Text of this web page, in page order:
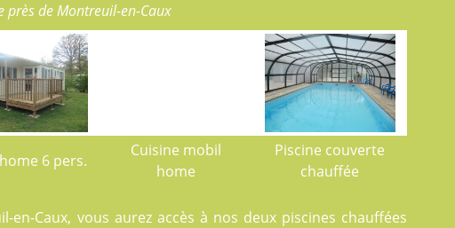
de Montreuil-en-Caux
6 pers.
Cuisine mobil
home
Piscine couverte
chauffée
Caux, vous aurez accès à nos deux piscines chauffées